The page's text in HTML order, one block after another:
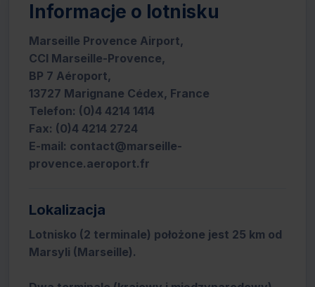
Informacje o lotnisku
Marseille Provence Airport,
CCI Marseille-Provence,
BP 7 Aéroport,
13727 Marignane Cédex, France
Telefon: (0)4 4214 1414
Fax: (0)4 4214 2724
E-mail: contact@marseille-
provence.aeroport.fr
Lokalizacja
Lotnisko (2 terminale) położone jest 25 km od
Marsyli (Marseille).